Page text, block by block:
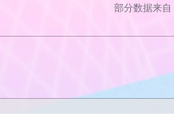
部分数据来自